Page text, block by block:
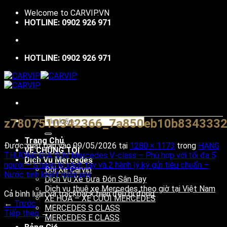
qua
dung
Welcome to CARVIP.VN
HOTLINE: 0902 926 971
HOTLINE: 0902 926 971
Tìm
kiếm:
Trang Chủ
VỀ CHÚNG TÔI
Dịch Vụ Mercedes
Đội Xe Carvip
Dịch Vụ Xe Đưa Đón Sân Bay
Dịch vụ thuê xe Mercedes theo giờ tại Việt Nam
XE HOA – XE CƯỚI MERCEDES
MERCEDES S CLASS
MERCEDES E CLASS
Được xuất bản vào09/05/2026 tại 1280 × 1173 trong HẠNG
THƯƠNG GIA SUV Mercedes V-class – Phù hợp với tối đa 5
người – 5 hành lý xách tay và 2 hành lý ký gửi tiêu chuẩn –
Nước tinh khiết miễn phí
Cả bình luận và trackback hiện đều bị đóng.
← Trước
Tiếp theo →